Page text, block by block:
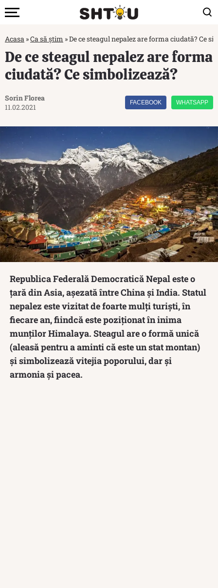
Acasa »Ca să știm »De ce steagul nepalez are forma ciudată? Ce
De ce steagul nepalez are forma
ciudată? Ce simbolizează?
Sorin Florea
11.02.2021
FACEBOOK WHATSAPP
Republica Federală Democratică Nepal este o
țară din Asia, așezată între China și India. Statul
nepalez este vizitat de foarte mulți turiști, în
fiecare an, fiindcă este poziționat în inima
munților Himalaya. Steagul are o formă unică
(aleasă pentru a aminti că este un stat montan)
și simbolizează vitejia poporului, dar și
armonia și pacea.